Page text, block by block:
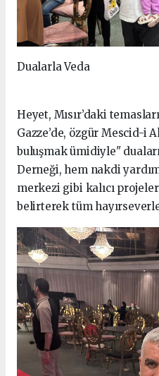
Dualarla Veda
Heyet, Mısır’daki
Gazze’de, özgür Mescid-i
buluşmak ümidiyle"
Derneği, hem nakdi
merkezi gibi kalıcı
belirterek tüm